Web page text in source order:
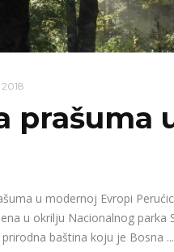
prašuma
u modernoj Evropi
u okrilju Nacionalnog parka
baština koju je Bosna